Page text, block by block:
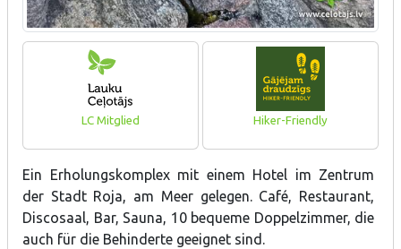
LC Mitglied Hiker-Friendly
Ein Erholungskomplex mit einem Hotel im Zentrum
der Stadt Roja, am Meer gelegen. Café, Restaurant,
Discosaal, Bar, Sauna, 10 bequeme Doppelzimmer, die
auch für die Behinderte geeignet sind.